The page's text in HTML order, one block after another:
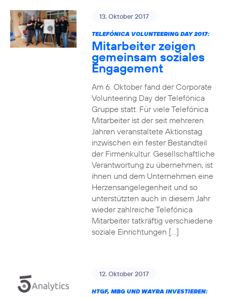
13. Oktober 2017
TELEFÓNICA VOLUNTEERING DAY 2017:
Mitarbeiter zeigen
gemeinsam soziales
Engagement
Am 6. Oktober fand der Corporate
Volunteering Day der Telefónica
Gruppe statt. Für viele Telefónica
Mitarbeiter ist der seit mehreren
Jahren veranstaltete Aktionstag
inzwischen ein fester Bestandteil
der Firmenkultur. Gesellschaftliche
Verantwortung zu übernehmen, ist
ihnen und dem Unternehmen eine
Herzensangelegenheit und so
unterstützten auch in diesem Jahr
wieder zahlreiche Telefónica
Mitarbeiter tatkräftig verschiedene
soziale Einrichtungen […]
12. Oktober 2017
HTGF, MBG UND WAYRA INVESTIEREN: